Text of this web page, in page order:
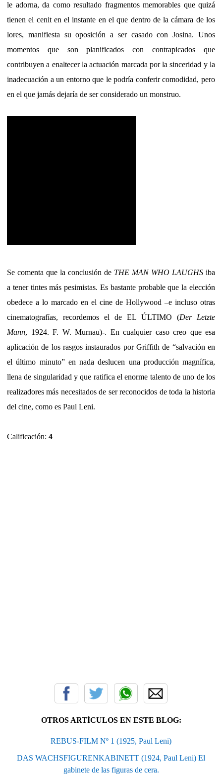
le adorna, da como resultado fragmentos memorables que quizá
tienen el cenit en el instante en el que dentro de la cámara de los
lores, manifiesta su oposición a ser casado con Josina. Unos
momentos que son planificados con contrapicados que
contribuyen a enaltecer la actuación marcada por la sinceridad y la
inadecuación a un entorno que le podría conferir comodidad, pero
en el que jamás dejaría de ser considerado un monstruo.
Se comenta que la conclusión de THE MAN WHO LAUGHS iba
a tener tintes más pesimistas. Es bastante probable que la elección
obedece a lo marcado en el cine de Hollywood –e incluso otras
cinematografías, recordemos el de EL ÚLTIMO (Der Letzte
Mann, 1924. F. W. Murnau)-. En cualquier caso creo que esa
aplicación de los rasgos instaurados por Griffith de “salvación en
el último minuto” en nada deslucen una producción magnífica,
llena de singularidad y que ratifica el enorme talento de uno de los
realizadores más necesitados de ser reconocidos de toda la historia
del cine, como es Paul Leni.
Calificación: 4
OTROS ARTÍCULOS EN ESTE BLOG:
REBUS-FILM Nº 1 (1925, Paul Leni)
DAS WACHSFIGURENKABINETT (1924, Paul Leni) El
gabinete de las figuras de cera.